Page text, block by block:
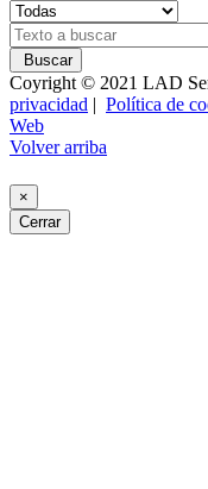
Buscar
Coyright © 2021 LAD
privacidad | Política de
Web
Volver arriba
×
Cerrar